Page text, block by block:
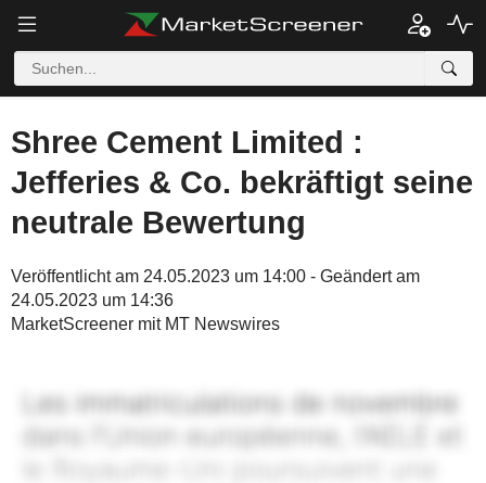
Shree Cement Limited :
Jefferies & Co. bekräftigt seine
neutrale Bewertung
Veröffentlicht am 24.05.2023 um 14:00 - Geändert am
24.05.2023 um 14:36
MarketScreener mit MT Newswires